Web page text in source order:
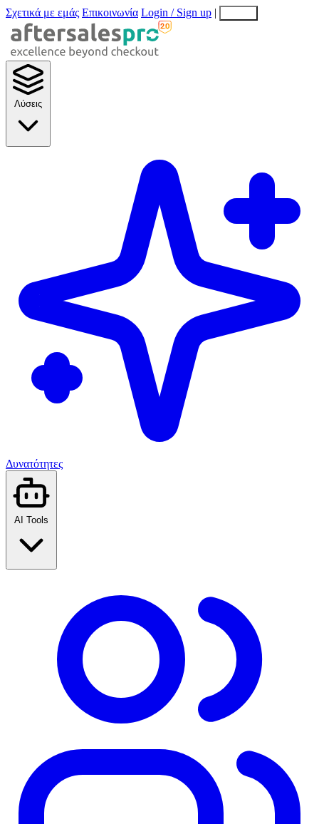
Σχετικά με εμάς Επικοινωνία Login / Sign up |
Λύσεις
Δυνατότητες
AI Tools